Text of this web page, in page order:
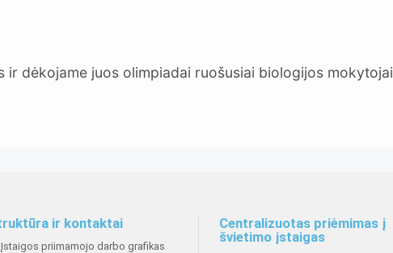
ir dėkojame juos olimpiadai ruošusiai biologijos mokytojai
ir kontaktai
Įstaigos priimamojo darbo grafikas
Centralizuotas priėmimas į
švietimo įstaigas